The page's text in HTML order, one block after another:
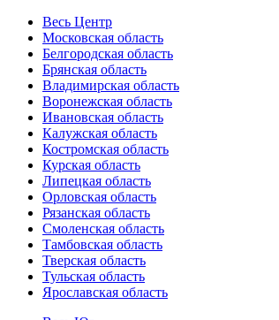
Весь Центр
Московская область
Белгородская область
Брянская область
Владимирская область
Воронежская область
Ивановская область
Калужская область
Костромская область
Курская область
Липецкая область
Орловская область
Рязанская область
Смоленская область
Тамбовская область
Тверская область
Тульская область
Ярославская область